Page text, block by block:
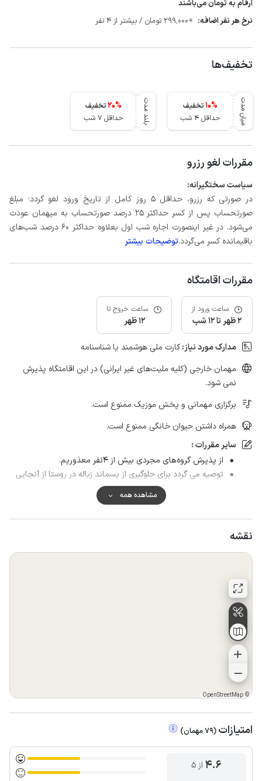
ارقام به تومان می‌باشند
نرخ هر نفر اضافه: +299٬000 تومان / بیشتر از 4 نفر
تخفیف‌ها
میان مدت 10%
تخفیف
حداقل 4 شب
بلند مدت 20%
تخفیف
حداقل 7 شب
مقررات لغو رزرو
سیاست سختگیرانه:
در صورتی که رزرو، حداقل 5 روز کامل از تاریخ ورود لغو گردد؛ مبلغ
صورتحساب پس از کسر حداکثر 25 درصد صورتحساب به میهمان عودت
می‌شود. در غیر اینصورت اجاره شب اول بعلاوه حداکثر 60 درصد شب‌های
باقیمانده کسر می‌گردد.توضیحات بیشتر
مقررات اقامتگاه
ساعت ورود از
2 ظهر تا 12 شب
ساعت خروج تا
12 ظهر
مدارک مورد نیاز:کارت ملی هوشمند یا شناسنامه
مهمان خارجی (کلیه ملیت‌های غیر ایرانی) در این اقامتگاه پذیرش
نمی شود.
برگزاری مهمانی و پخش موزیک ممنوع است.
همراه داشتن حیوان خانگی ممنوع است.
سایر مقررات :
از پذیرش گروه‌های مجردی بیش از ۴نفر معذوریم.
توصیه می گردد برای جلوگیری از پسماند زباله در روستا از آنجایی
که جمع آوری و امحا زباله وظیفه ی ساکنین روستا می
باشد،میهمانان عزیز با حمل پسماند زباله تا ورودی شهر
بیجار(ورودی روستا) همکاری نمایند.
مشاهده همه
نقشه
©
OpenStreetMap
امتیازات (
79مهمان)
4.6 از ۵